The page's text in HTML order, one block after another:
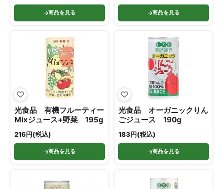
商品を見る 商品を見る
光食品 有機フルーティー
Mixジュース+野菜 195g
216円(税込)
商品を見る
光食品 オーガニックりん
ごジュース 190g
183円(税込)
商品を見る